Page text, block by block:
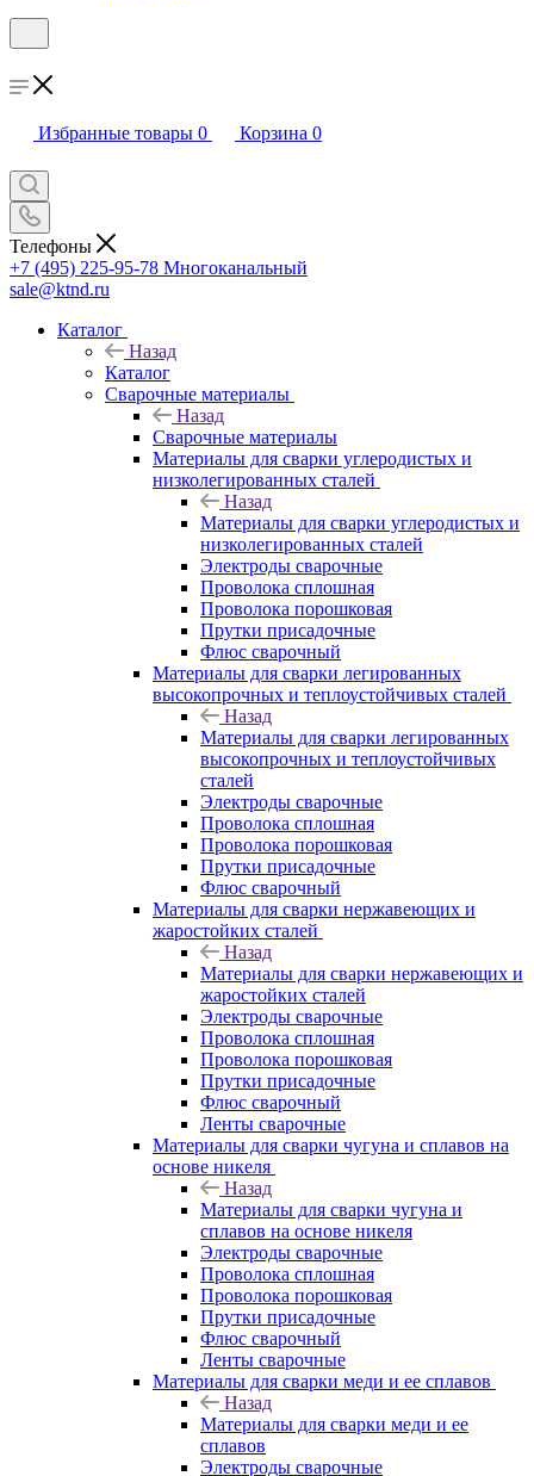
Избранные товары 0 Корзина 0
Телефоны
+7 (495) 225-95-78 Многоканальный
sale@ktnd.ru
Каталог
Назад
Каталог
Сварочные материалы
Назад
Сварочные материалы
Материалы для сварки углеродистых и
низколегированных сталей
Назад
Материалы для сварки углеродистых и
низколегированных сталей
Электроды сварочные
Проволока сплошная
Проволока порошковая
Прутки присадочные
Флюс сварочный
Материалы для сварки легированных
высокопрочных и теплоустойчивых сталей
Назад
Материалы для сварки легированных
высокопрочных и теплоустойчивых
сталей
Электроды сварочные
Проволока сплошная
Проволока порошковая
Прутки присадочные
Флюс сварочный
Материалы для сварки нержавеющих и
жаростойких сталей
Назад
Материалы для сварки нержавеющих и
жаростойких сталей
Электроды сварочные
Проволока сплошная
Проволока порошковая
Прутки присадочные
Флюс сварочный
Ленты сварочные
Материалы для сварки чугуна и сплавов на
основе никеля
Назад
Материалы для сварки чугуна и
сплавов на основе никеля
Электроды сварочные
Проволока сплошная
Проволока порошковая
Прутки присадочные
Флюс сварочный
Ленты сварочные
Материалы для сварки меди и ее сплавов
Назад
Материалы для сварки меди и ее
сплавов
Электроды сварочные